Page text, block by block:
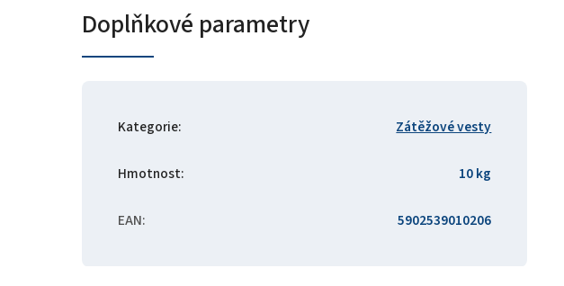
Doplňkové parametry
Kategorie: Zátěžové vesty
Hmotnost: 10 kg
EAN: 5902539010206